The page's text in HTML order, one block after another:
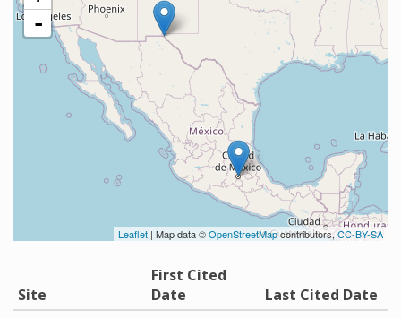
-
Leaflet | Map data ©OpenStreetMapcontributors, CC-BY-SA
Site
First Cited
Date
Last Cited Date